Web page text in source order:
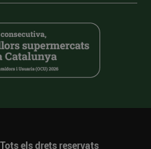
els drets reservats